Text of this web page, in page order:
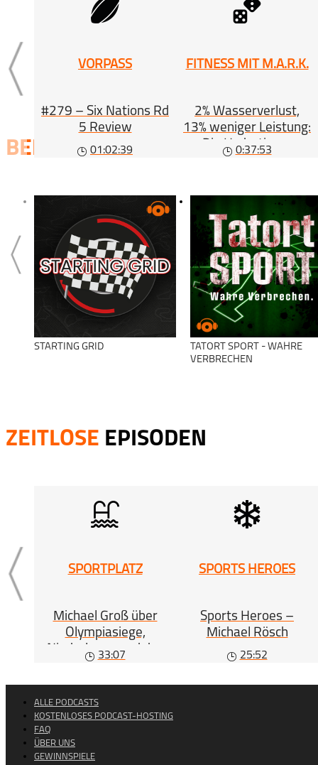
VORPASS
#279 – Six Nations Rd
5 Review
01:02:39
FITNESS MIT M.A.R.K.
2% Wasserverlust,
13% weniger Leistung:
Die Hydrations-
Gleichung (#563)
0:37:53
BELIEBTESERIEN
STARTING GRID
TATORT SPORT - WAHRE
VERBRECHEN
ZEITLOSE EPISODEN
SPORTPLATZ
Michael Groß über
Olympiasiege,
Niederlagen und das
Leben
33:07
SPORTS HEROES
Sports Heroes –
Michael Rösch
25:52
ALLE PODCASTS
KOSTENLOSES PODCAST-HOSTING
FAQ
ÜBER UNS
GEWINNSPIELE